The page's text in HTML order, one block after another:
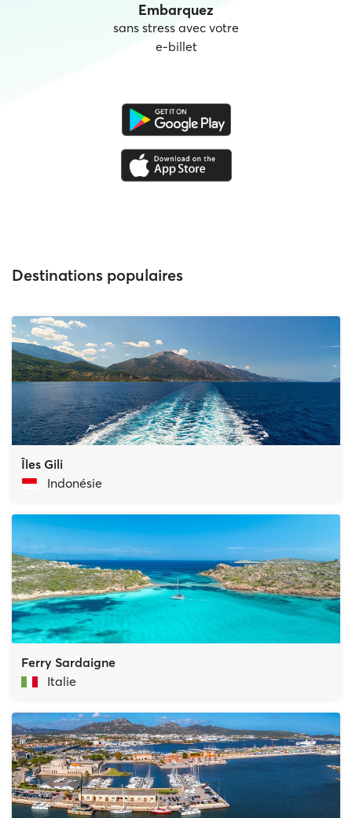
Embarquez
sans stress avec votre
e‑billet
Destinations populaires
Îles Gili
Indonésie
Ferry Sardaigne
Italie